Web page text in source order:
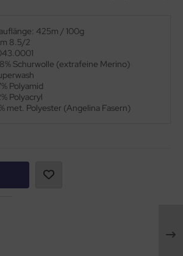
425m / 100g
8.5/2
Schurwolle (extrafeine Merino)
Polyamid
Polyacryl
met. Polyester (Angelina Fasern)